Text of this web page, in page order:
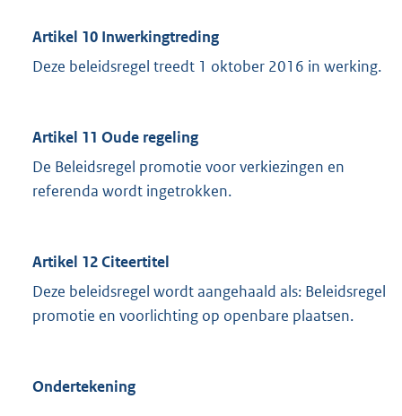
Artikel 10 Inwerkingtreding
Deze beleidsregel treedt 1 oktober 2016 in werking.
Artikel 11 Oude regeling
De Beleidsregel promotie voor verkiezingen en
referenda wordt ingetrokken.
Artikel 12 Citeertitel
Deze beleidsregel wordt aangehaald als: Beleidsregel
promotie en voorlichting op openbare plaatsen.
Ondertekening